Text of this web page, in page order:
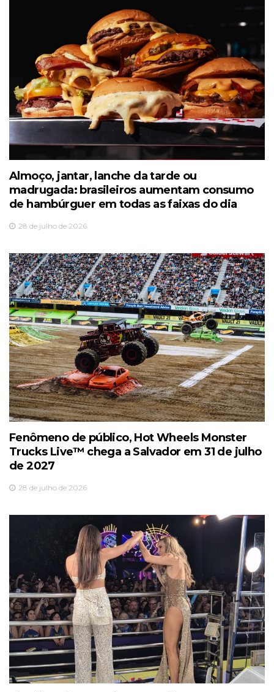
Almoço, jantar, lanche da tarde ou
madrugada: brasileiros aumentam consumo
de hambúrguer em todas as faixas do dia
28 de julho de 2026
Fenômeno de público, Hot Wheels Monster
Trucks Live™️ chega a Salvador em 31 de julho
de 2027
28 de julho de 2026